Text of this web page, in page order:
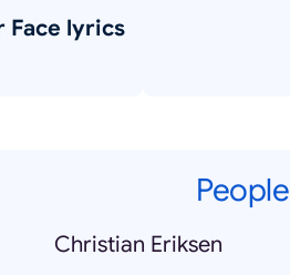
Face lyrics
People
Christian Eriksen